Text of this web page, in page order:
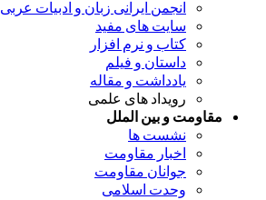
انجمن ایرانی زبان و ادبیات عربی
سایت های مفید
کتاب و نرم افزار
داستان و فیلم
یادداشت و مقاله
رویداد های علمی
مقاومت و بین الملل
نشست ها
اخبار مقاومت
جوانان مقاومت
وحدت اسلامی